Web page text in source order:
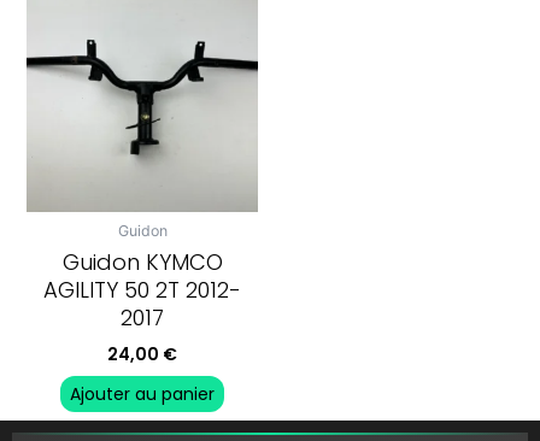
Guidon
Guidon KYMCO
AGILITY 50 2T 2012-
2017
24,00 €
Ajouter au panier